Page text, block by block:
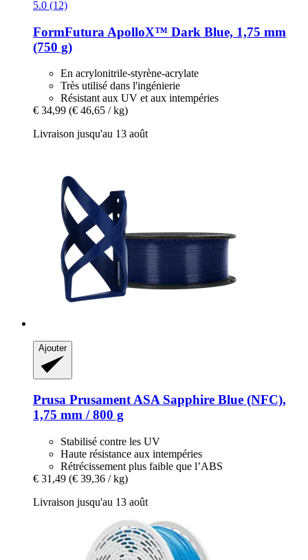
5.0 (12)
FormFutura ApolloX™ Dark Blue, 1,75 mm
(750 g)
En acrylonitrile-styrène-acrylate
Très utilisé dans l'ingénierie
Résistant aux UV et aux intempéries
€ 34,99 (€ 46,65 / kg)
Livraison jusqu'au 13 août
Ajouter
Prusa Prusament ASA Sapphire Blue (NFC),
1,75 mm / 800 g
Stabilisé contre les UV
Haute résistance aux intempéries
Rétrécissement plus faible que l’ABS
€ 31,49 (€ 39,36 / kg)
Livraison jusqu'au 13 août